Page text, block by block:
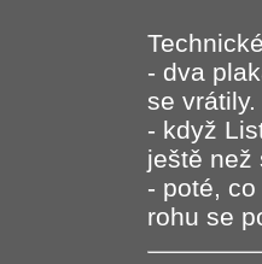
- dva
se vrátily.
- když
ještě než
- poté,
rohu se